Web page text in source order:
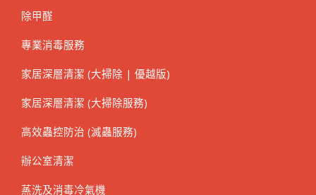
除甲醛
專業消毒服務
家居深層清潔 (大掃除 | 優越版)
家居深層清潔 (大掃除服務)
高效蟲控防治 (滅蟲服務)
辦公室清潔
蒸洗及消毒冷氣機